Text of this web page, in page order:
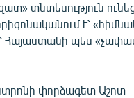
տնտեսություն
է՝
Հայաստանի պես
փորձագետ Աշոտ